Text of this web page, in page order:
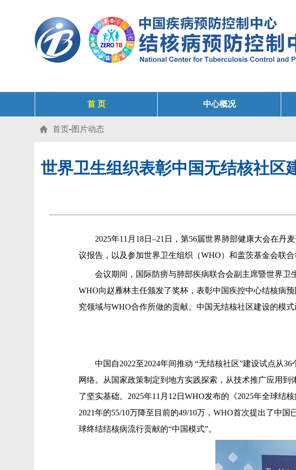
首 页 中心概况
 首页-图片动态
世界卫生组织表彰中国无结核社区
2025年11月18日–21日，第56届世界肺部健康大会在丹
议报告，以及参加世界卫生组织（WHO）和盖茨基金会联
会议期间，国际防痨与肺部疾病联合会副主席暨世界卫生
WHO向赵雁林主任颁发了奖杯，表彰中国疾控中心结核病
究领域与WHO合作所做的贡献。中国无结核社区建设的模式
中国自2022至2024年间推动 “无结核社区”建设试点从36
网络。从国家政策制定到地方实践探索，从技术推广应用
了坚实基础。2025年11月12日WHO发布的《2025年全球
2021年的55/10万降至目前的49/10万，WHO首次提出了中
球终结结核病流行贡献的“中国模式”。